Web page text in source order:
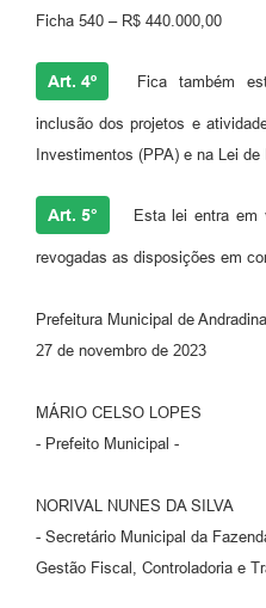
Ficha 540 – R$ 440.000,00
Art. 4º Fica também
inclusão dos projetos e
Investimentos (PPA) e na Lei
Art. 5° Esta lei entra em
revogadas as disposições em
Prefeitura Municipal de Andradina
27 de novembro de 2023
MÁRIO CELSO LOPES
- Prefeito Municipal -
NORIVAL NUNES DA SILVA
- Secretário Municipal da
Gestão Fiscal, Controladoria e